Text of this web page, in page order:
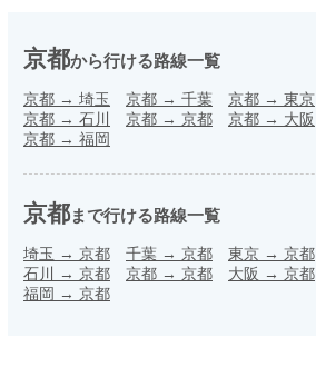
京都から行ける路線一覧
京都 → 埼玉 京都 → 千葉 京都 → 東京
京都 → 石川 京都 → 京都 京都 → 大阪
京都 → 福岡
京都まで行ける路線一覧
埼玉 → 京都 千葉 → 京都 東京 → 京都
石川 → 京都 京都 → 京都 大阪 → 京都
福岡 → 京都